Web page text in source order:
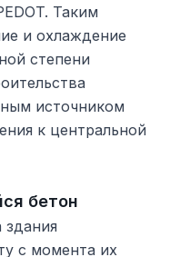
Таким
и охлаждение
степени
источником
к центральной
бетон
с момента их